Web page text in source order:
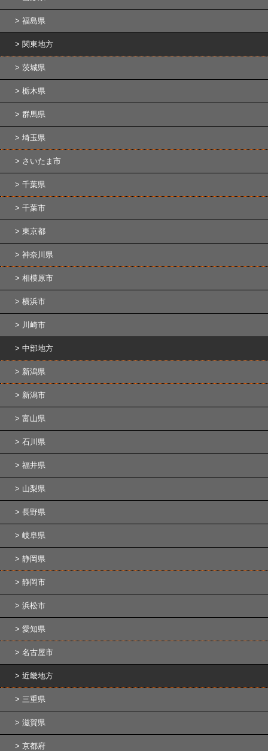
福島県
関東地方
茨城県
栃木県
群馬県
埼玉県
さいたま市
千葉県
千葉市
東京都
神奈川県
相模原市
横浜市
川崎市
中部地方
新潟県
新潟市
富山県
石川県
福井県
山梨県
長野県
岐阜県
静岡県
静岡市
浜松市
愛知県
名古屋市
近畿地方
三重県
滋賀県
京都府